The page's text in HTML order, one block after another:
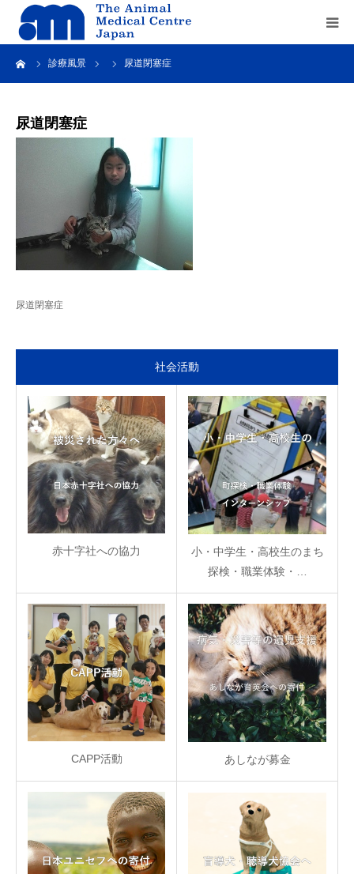
診療風景 尿道閉塞症
尿道閉塞症
尿道閉塞症
社会活動
赤十字社への協力
小・中学生・高校生のまち
探検・職業体験・…
CAPP活動 あしなが募金
Home
contact us